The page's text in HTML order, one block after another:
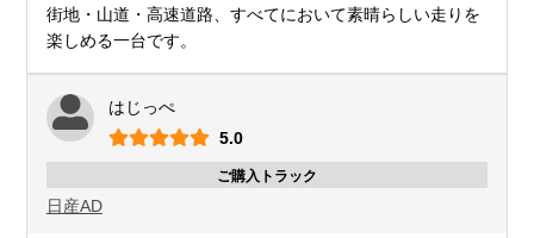
街地・山道・高速道路、すべてにおいて素晴らしい走りを
楽しめる一台です。
はじっぺ
5.0
ご購入トラック
日産AD